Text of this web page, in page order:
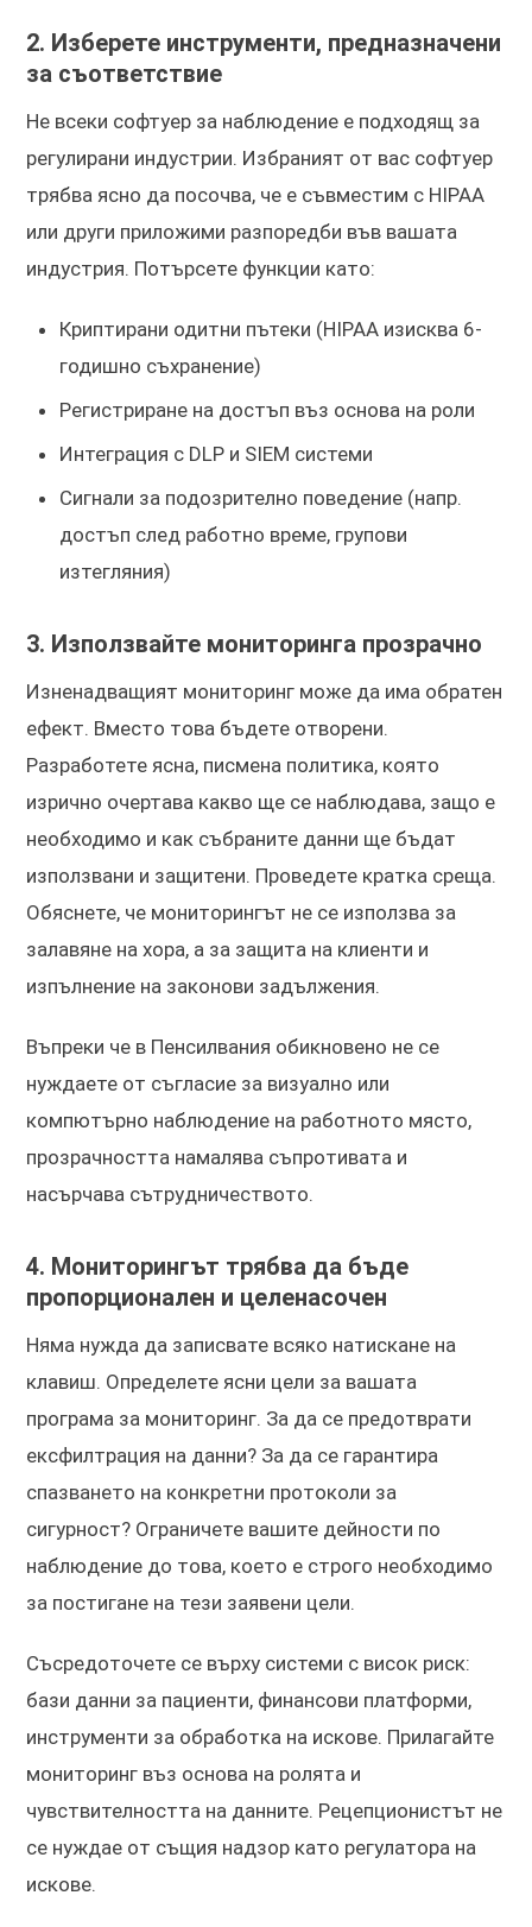
2. Изберете инструменти, предназначени
за съответствие
Не всеки софтуер за наблюдение е подходящ за
регулирани индустрии. Избраният от вас софтуер
трябва ясно да посочва, че е съвместим с HIPAA
или други приложими разпоредби във вашата
индустрия. Потърсете функции като:
Криптирани одитни пътеки (HIPAA изисква 6-
годишно съхранение)
Регистриране на достъп въз основа на роли
Интеграция с DLP и SIEM системи
Сигнали за подозрително поведение (напр.
достъп след работно време, групови
изтегляния)
3. Използвайте мониторинга прозрачно
Изненадващият мониторинг може да има обратен
ефект. Вместо това бъдете отворени.
Разработете ясна, писмена политика, която
изрично очертава какво ще се наблюдава, защо е
необходимо и как събраните данни ще бъдат
използвани и защитени. Проведете кратка среща.
Обяснете, че мониторингът не се използва за
залавяне на хора, а за защита на клиенти и
изпълнение на законови задължения.
Въпреки че в Пенсилвания обикновено не се
нуждаете от съгласие за визуално или
компютърно наблюдение на работното място,
прозрачността намалява съпротивата и
насърчава сътрудничеството.
4. Мониторингът трябва да бъде
пропорционален и целенасочен
Няма нужда да записвате всяко натискане на
клавиш. Определете ясни цели за вашата
програма за мониторинг. За да се предотврати
ексфилтрация на данни? За да се гарантира
спазването на конкретни протоколи за
сигурност? Ограничете вашите дейности по
наблюдение до това, което е строго необходимо
за постигане на тези заявени цели.
Съсредоточете се върху системи с висок риск:
бази данни за пациенти, финансови платформи,
инструменти за обработка на искове. Прилагайте
мониторинг въз основа на ролята и
чувствителността на данните. Рецепционистът не
се нуждае от същия надзор като регулатора на
искове.